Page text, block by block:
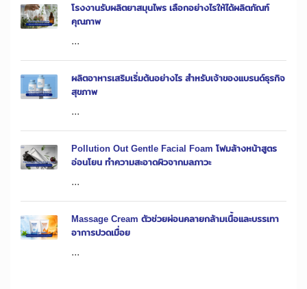
โรงงานรับผลิตยาสมุนไพร เลือกอย่างไรให้ได้ผลิตภัณฑ์
คุณภาพ
...
ผลิตอาหารเสริมเริ่มต้นอย่างไร สำหรับเจ้าของแบรนด์ธุรกิจ
สุขภาพ
...
Pollution Out Gentle Facial Foam โฟมล้างหน้าสูตร
อ่อนโยน ทำความสะอาดผิวจากมลภาวะ
...
Massage Cream ตัวช่วยผ่อนคลายกล้ามเนื้อและบรรเทา
อาการปวดเมื่อย
...